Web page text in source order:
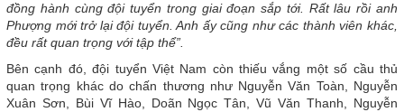
đồng hành cùng đội tuyển trong giai đoạn sắp tới. Rất lâu rồi anh
Phượng mới trở lại đội tuyển. Anh ấy cũng như các thành viên khác,
đều rất quan trọng với tập thể”.
Bên cạnh đó, đội tuyển Việt Nam còn thiếu vắng một số cầu thủ
quan trọng khác do chấn thương như Nguyễn Văn Toàn, Nguyễn
Xuân Sơn, Bùi Vĩ Hào, Doãn Ngọc Tân, Vũ Văn Thanh, Nguyễn